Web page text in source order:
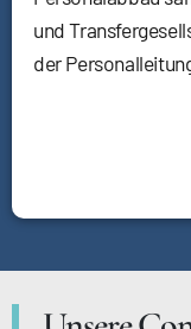
und
der